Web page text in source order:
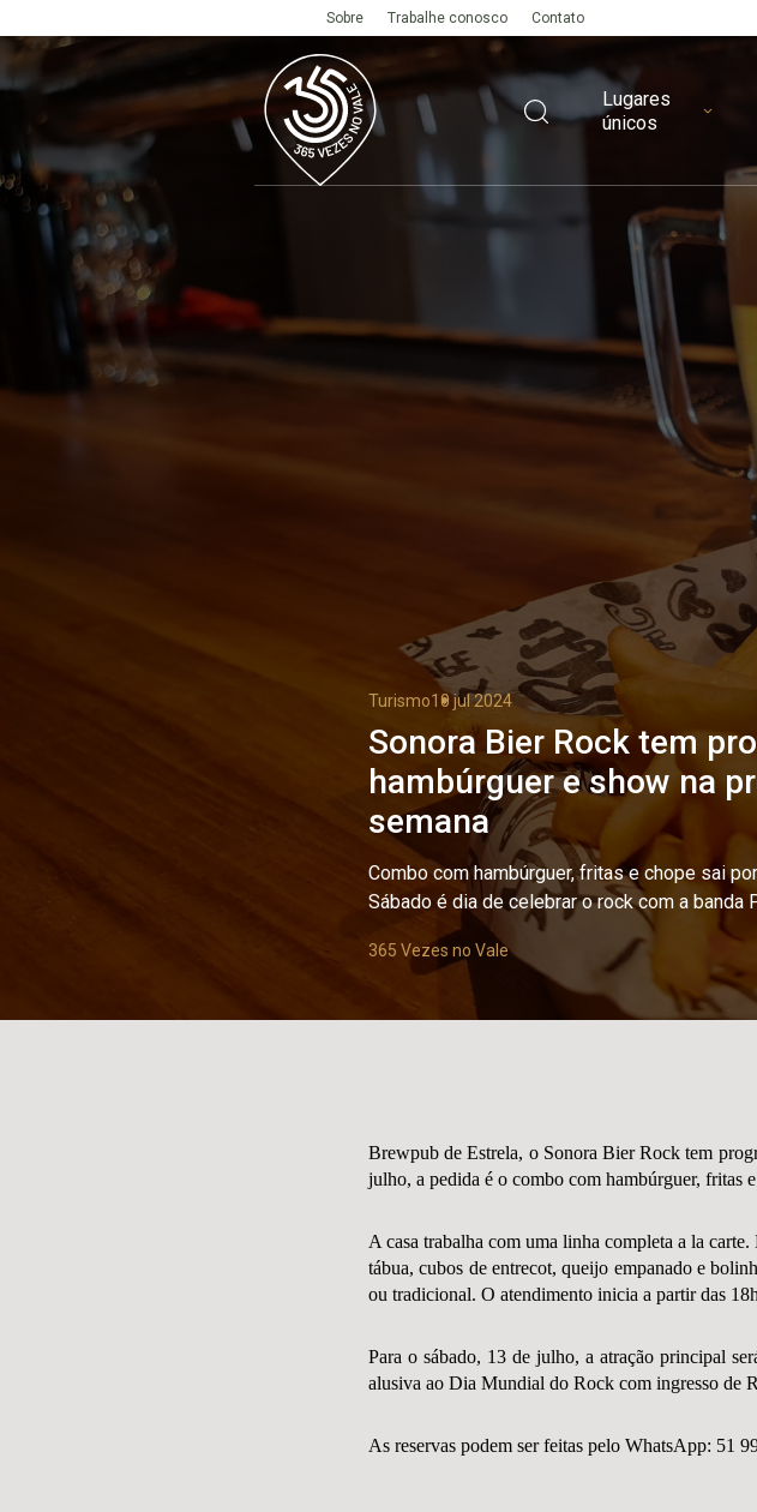
Sobre Trabalhe conosco Contato
Lugares
únicos
Turismo10 jul 2024
Sonora Bier Rock tem
hambúrguer e show na
semana
Combo com hambúrguer, fritas e chope sai
Sábado é dia de celebrar o rock com a banda
365 Vezes no Vale
Brewpub de Estrela, o Sonora Bier Rock tem
julho, a pedida é o combo com hambúrguer, fritas
A casa trabalha com uma linha completa a la
tábua, cubos de entrecot, queijo empanado e
ou tradicional. O atendimento inicia a partir das 18h
Para o sábado, 13 de julho, a atração principal
alusiva ao Dia Mundial do Rock com ingresso de
As reservas podem ser feitas pelo WhatsApp: 51